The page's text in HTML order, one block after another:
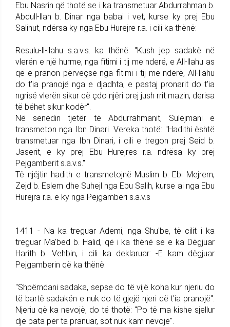
Ebu Nasrin që thotë se i ka transmetuar Abdurrahman b.
Abdull-llah b. Dinar nga babai i vet, kurse ky prej Ebu
Salihut, ndërsa ky nga Ebu Hurejre r.a. i cili ka thënë:
Resulu-ll-llahu s.a.v.s. ka thënë: "Kush jep sadakë në
vlerën e një hurme, nga fitimi i tij me nderë, e All-llahu as
që e pranon përveçse nga fitimi i tij me nderë, All-llahu
do t'ia pranojë nga e djadhta, e pastaj pronarit do t'ia
ngrisë vlerën sikur që çdo njëri prej jush rrit mazin, derisa
të bëhet sikur kodër".
Në senedin tjetër të Abdurrahmanit, Sulejmani e
transmeton nga Ibn Dinari. Vereka thotë: "Hadithi është
transmetuar nga Ibn Dinari, i cili e tregon prej Seid b.
Jaserit, e ky prej Ebu Hurejres r.a. ndrësa ky prej
Pejgamberit s.a.v.s."
Të njëjtin hadith e transmetojnë Muslim b. Ebi Mejrem,
Zejd b. Eslem dhe Suhejl nga Ebu Salih, kurse ai nga Ebu
Hurejra r.a. e ky nga Pejgamberi s.a.v.s
1411 - Na ka treguar Ademi, nga Shu'be, të cilit i ka
treguar Ma'bed b. Halid, që i ka thënë se e ka Dëgjuar
Harith b. Vehbin, i cili ka deklaruar: -E kam dëgjuar
Pejgamberin që ka thënë:
"Shpërndani sadaka, sepse do të vijë koha kur njeriu do
të bartë sadakën e nuk do të gjejë njeri që t'ia pranojë".
Njeriu që ka nevojë, do të thotë: "Po të ma kishe sjellur
dje pata për ta pranuar, sot nuk kam nevojë".